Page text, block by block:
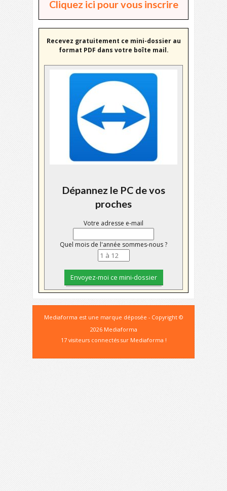
Cliquez ici pour vous inscrire
Recevez gratuitement ce mini-dossier au
format PDF dans votre boîte mail.
Dépannez le PC de vos
proches
Votre adresse e-mail
Quel mois de l'année sommes-nous ?
Mediaforma est une marque déposée - Copyright ©
2026 Mediaforma
17 visiteurs connectés sur Mediaforma !